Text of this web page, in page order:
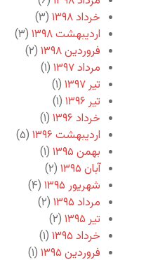
خرداد ۱۳۹۸
(۳)
اردیبهشت ۱۳۹۸
(۳)
فروردین ۱۳۹۸
(۲)
مرداد ۱۳۹۷
(۱)
تیر ۱۳۹۷
(۱)
تیر ۱۳۹۶
(۱)
خرداد ۱۳۹۶
(۱)
اردیبهشت ۱۳۹۶
(۵)
بهمن ۱۳۹۵
(۱)
آبان ۱۳۹۵
(۲)
شهریور ۱۳۹۵
(۴)
مرداد ۱۳۹۵
(۲)
تیر ۱۳۹۵
(۲)
خرداد ۱۳۹۵
(۱)
فروردین ۱۳۹۵
(۱)